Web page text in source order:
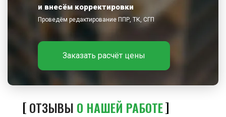
и внесём корректировки
Проведём редактирование ППР, ТК, СГП
Заказать расчёт цены
ОТЗЫВЫ О НАШЕЙ РАБОТЕ